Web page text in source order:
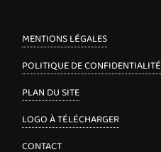
MENTIONS LÉGALES
POLITIQUE DE CONFIDENTIALITÉ
PLAN DU SITE
LOGO À TÉLÉCHARGER
CONTACT